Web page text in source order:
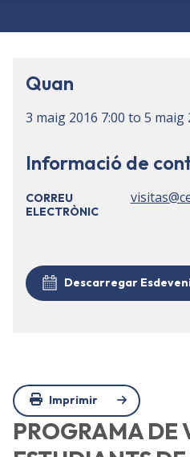
Quan
3 maig 2016 7:00 to 5 maig
Informació de
CORREU
ELECTRÒNIC
Descarregar
Imprimir
PROGRAMA DE